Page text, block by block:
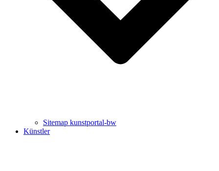
Sitemap kunstportal-bw
Künstler